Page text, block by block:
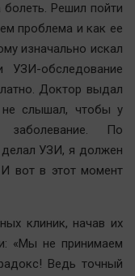
Решил пойти
проблема и как ее
изначально искал
УЗИ-обследование
Доктор выдал
не слышал, чтобы у
По
делал УЗИ, я должен
вот в этот момент
клиник, начав их
«Мы не принимаем
Ведь точный